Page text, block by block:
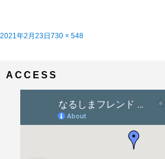
投
2021年2月23日 フ
730 × 548
ゲACCESS